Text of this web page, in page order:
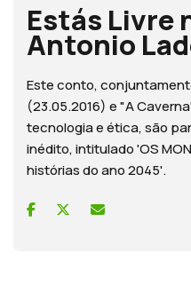
Estás Livre
Antonio
Este conto,
(23.05.2016) e "A
tecnologia e ética, são
inédito, intitulado 'OS
histórias do ano 2045'.